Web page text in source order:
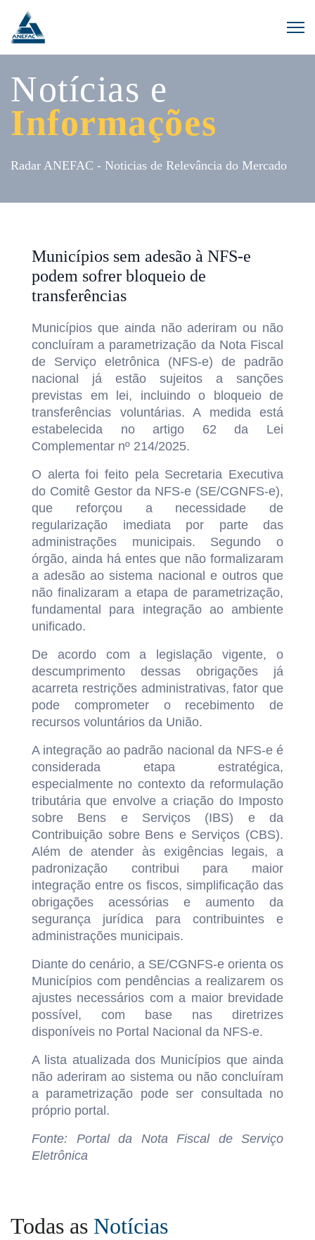
Notícias e
Informações
Radar ANEFAC - Noticias de Relevância do Mercado
Municípios sem adesão à NFS-e
podem sofrer bloqueio de
transferências
Municípios que ainda não aderiram ou não
concluíram a parametrização da Nota Fiscal
de Serviço eletrônica (NFS-e) de padrão
nacional já estão sujeitos a sanções
previstas em lei, incluindo o bloqueio de
transferências voluntárias. A medida está
estabelecida no artigo 62 da Lei
Complementar nº 214/2025.
O alerta foi feito pela Secretaria Executiva
do Comitê Gestor da NFS-e (SE/CGNFS-e),
que reforçou a necessidade de
regularização imediata por parte das
administrações municipais. Segundo o
órgão, ainda há entes que não formalizaram
a adesão ao sistema nacional e outros que
não finalizaram a etapa de parametrização,
fundamental para integração ao ambiente
unificado.
De acordo com a legislação vigente, o
descumprimento dessas obrigações já
acarreta restrições administrativas, fator que
pode comprometer o recebimento de
recursos voluntários da União.
A integração ao padrão nacional da NFS-e é
considerada etapa estratégica,
especialmente no contexto da reformulação
tributária que envolve a criação do Imposto
sobre Bens e Serviços (IBS) e da
Contribuição sobre Bens e Serviços (CBS).
Além de atender às exigências legais, a
padronização contribui para maior
integração entre os fiscos, simplificação das
obrigações acessórias e aumento da
segurança jurídica para contribuintes e
administrações municipais.
Diante do cenário, a SE/CGNFS-e orienta os
Municípios com pendências a realizarem os
ajustes necessários com a maior brevidade
possível, com base nas diretrizes
disponíveis no Portal Nacional da NFS-e.
A lista atualizada dos Municípios que ainda
não aderiram ao sistema ou não concluíram
a parametrização pode ser consultada no
próprio portal.
Fonte: Portal da Nota Fiscal de Serviço
Eletrônica
Todas as Notícias